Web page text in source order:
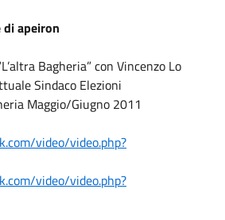
apeiron
Bagheria” con Vincenzo Lo
Sindaco Elezioni
Maggio/Giugno 2011
video/video.php?
video/video.php?